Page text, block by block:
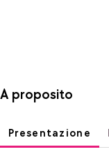
A proposito
Presentazione